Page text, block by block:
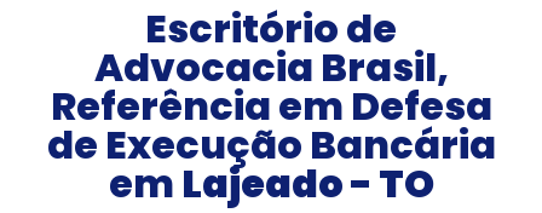
Escritório de
Advocacia Brasil,
Referência em Defesa
de Execução Bancária
em Lajeado - TO